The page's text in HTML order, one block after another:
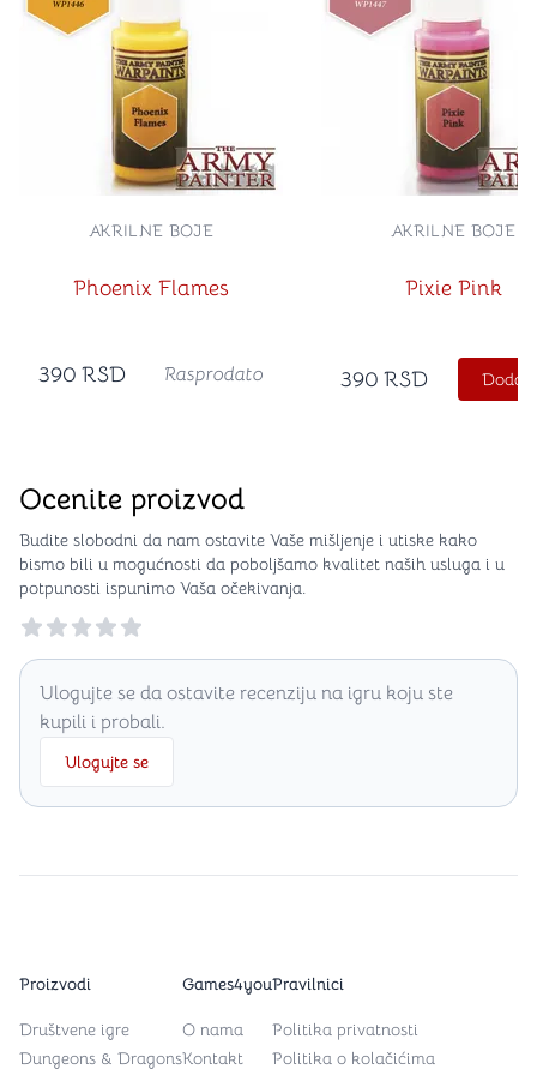
Phoenix Flames
AKRILNE BOJE
390 RSD Rasprodato
Pixie Pink
AKRILNE BOJE
390 RSD
Ocenite proizvod
Budite slobodni da nam ostavite Vaše mišljenje i utiske kako
bismo bili u mogućnosti da poboljšamo kvalitet naših usluga i u
potpunosti ispunimo Vaša očekivanja.
Reviews
Ulogujte se da ostavite recenziju na igru koju ste
kupili i probali.
Ulogujte se
Proizvodi
Društvene igre
Dungeons & Dragons
Games4you
O nama
Kontakt
Pravilnici
Politika privatnosti
Politika o kolačićima